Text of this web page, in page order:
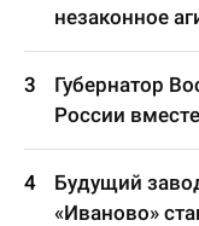
незаконное
Губернатор
России
Будущий
«Иваново»